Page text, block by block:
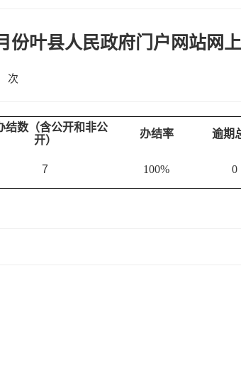
份叶县人民政府门户网站网
次
结数（含公开和非公
开）
办结率 逾期
7 100% 0